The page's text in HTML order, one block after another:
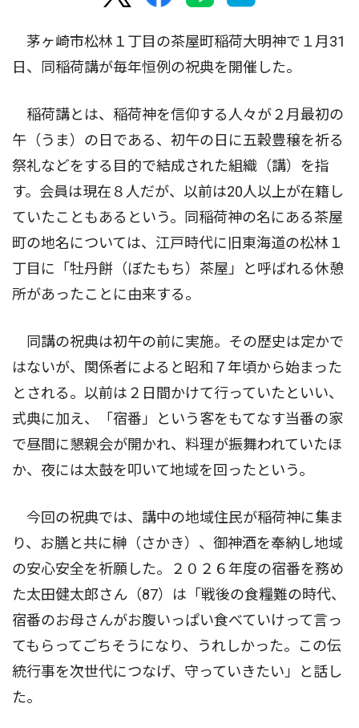
茅ヶ崎市松林１丁目の茶屋町稲荷大明神で１月31
日、同稲荷講が毎年恒例の祝典を開催した。
稲荷講とは、稲荷神を信仰する人々が２月最初の
午（うま）の日である、初午の日に五穀豊穣を祈る
祭礼などをする目的で結成された組織（講）を指
す。会員は現在８人だが、以前は20人以上が在籍し
ていたこともあるという。同稲荷神の名にある茶屋
町の地名については、江戸時代に旧東海道の松林１
丁目に「牡丹餅（ぼたもち）茶屋」と呼ばれる休憩
所があったことに由来する。
同講の祝典は初午の前に実施。その歴史は定かで
はないが、関係者によると昭和７年頃から始まった
とされる。以前は２日間かけて行っていたといい、
式典に加え、「宿番」という客をもてなす当番の家
で昼間に懇親会が開かれ、料理が振舞われていたほ
か、夜には太鼓を叩いて地域を回ったという。
今回の祝典では、講中の地域住民が稲荷神に集ま
り、お膳と共に榊（さかき）、御神酒を奉納し地域
の安心安全を祈願した。２０２６年度の宿番を務め
た太田健太郎さん（87）は「戦後の食糧難の時代、
宿番のお母さんがお腹いっぱい食べていけって言っ
てもらってごちそうになり、うれしかった。この伝
統行事を次世代につなげ、守っていきたい」と話し
た。